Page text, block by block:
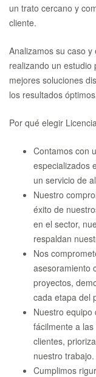
un trato cercano y
cliente.
Analizamos su caso
realizando un estudio
mejores soluciones
los resultados
Por qué elegir
Contamos con
especializados
un servicio de
Nuestro
éxito de
en el sector,
respaldan
Nos
asesoramiento
proyectos,
cada etapa del
Nuestro equipo
fácilmente a
clientes,
nuestro trabajo.
Cumplimos